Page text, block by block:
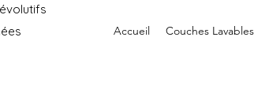
Accueil Couches Lavables